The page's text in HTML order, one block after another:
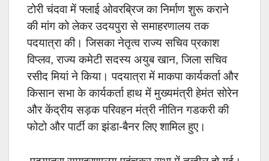
टोरी चंदवा में फ्लाई ओवरब्रिज का निर्माण शुरू कराने
की मांग को लेकर उदयपुरा से समाहरणालय तक
पदयात्रा की। जिसका नेतृत्व राज्य सचिव प्रकाश
विप्लव, राज्य कमेटी सदस्य अयुब खान, जिला सचिव
रसीद मियां ने किया। पदयात्रा में माकपा कार्यकर्ता और
किसान सभा के कार्यकर्ता हाथ में मुख्यमंत्री हेमंत सोरेन
और केंद्रीय सड़क परिवहन मंत्री नीतिन गडकरी की
फोटो और पार्टी का झंडा-बैनर लिए शामिल हुए।